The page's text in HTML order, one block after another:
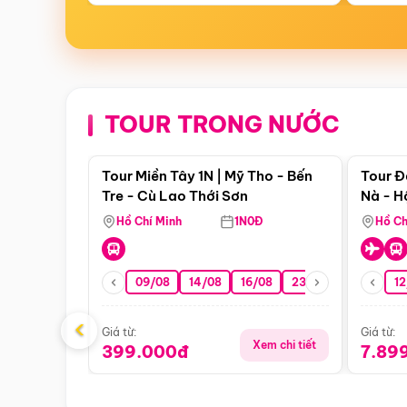
TOUR TRONG NƯỚC
Điểm nổi bật
Tour Miền Tây 1N | Mỹ Tho - Bến
Tre - Cù Lao Thới Sơn
Hồ Chí Minh 1N0Đ
09/08 14/08 16/08 23/08 30/08
Giá từ:
399.000đ Xem chi tiết
Tour
Nà -
Nha
Hồ
Giá từ:
‹